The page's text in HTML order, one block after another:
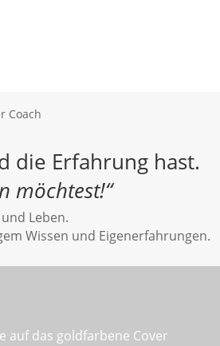
die Erfahrung hast.
möchtest!“
Leben.
Wissen und Eigenerfahrungen.
auf das goldfarbene Cover